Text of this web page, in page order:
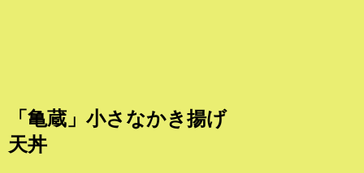
「亀蔵」小さなかき揚げ
天丼